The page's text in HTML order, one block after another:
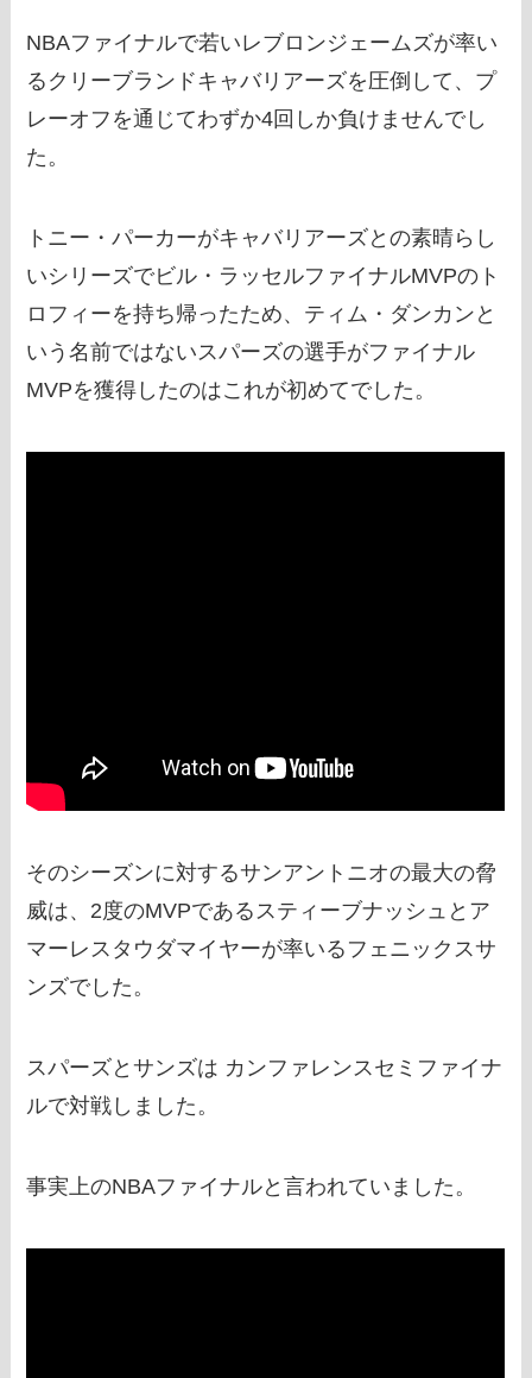
NBAファイナルで若いレブロンジェームズが率い
るクリーブランドキャバリアーズを圧倒して、プ
レーオフを通じてわずか4回しか負けませんでし
た。
トニー・パーカーがキャバリアーズとの素晴らし
いシリーズでビル・ラッセルファイナルMVPのト
ロフィーを持ち帰ったため、ティム・ダンカンと
いう名前ではないスパーズの選手がファイナル
MVPを獲得したのはこれが初めてでした。
そのシーズンに対するサンアントニオの最大の脅
威は、2度のMVPであるスティーブナッシュとア
マーレスタウダマイヤーが率いるフェニックスサ
ンズでした。
スパーズとサンズは カンファレンスセミファイナ
ルで対戦しました。
事実上のNBAファイナルと言われていました。